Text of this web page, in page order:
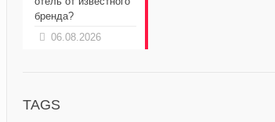
бренда?
06.08.2026
TAGS